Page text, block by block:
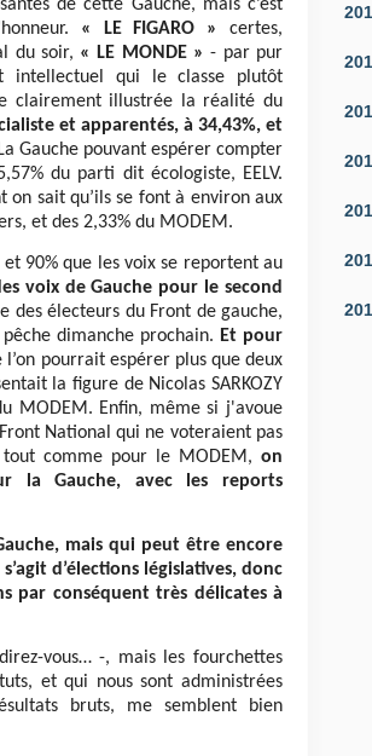
de cette Gauche, mais c’est
« LE FIGARO »
certes,
du soir, « LE MONDE » - par pur
intellectuel qui le classe plutôt
clairement illustrée la réalité du
et apparentés, à 34,43%, et
Gauche pouvant espérer compter
du parti dit écologiste, EELV.
on sait qu’ils se font à environ aux
et des 2,33% du MODEM.
et 90% que les voix se reportent au
voix de Gauche pour le second
des électeurs du Front de gauche,
dimanche prochain. Et pour
l’on pourrait espérer plus que deux
la figure de Nicolas SARKOZY
MODEM. Enfin, même si j'avoue
National qui ne voteraient pas
comme pour le MODEM, on
la Gauche, avec les reports
mais qui peut être encore
d’élections législatives, donc
par conséquent très délicates à
vous… -, mais les fourchettes
et qui nous sont administrées
bruts, me semblent bien